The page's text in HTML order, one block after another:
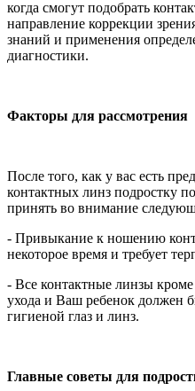
когда смогут подобрать
направление коррекции
знаний и применения
диагностики.
Факторы для рассмотрения
После того, как у вас есть
контактных линз подростку
принять во внимание
- Привыкание к ношению
некоторое время и требует
- Все контактные линзы
ухода и Ваш ребенок должен
гигиеной глаз и линз.
Главные советы для